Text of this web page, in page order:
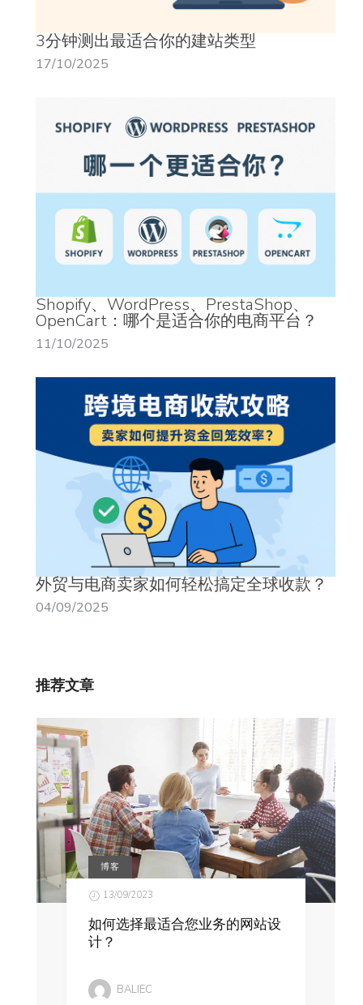
3分钟测出最适合你的建站类型
17/10/2025
Shopify、WordPress、PrestaShop、
OpenCart：哪个是适合你的电商平台？
11/10/2025
外贸与电商卖家如何轻松搞定全球收款？
04/09/2025
推荐文章
博客
13/09/2023
如何选择最适合您业务的网站设
计？
BALIEC